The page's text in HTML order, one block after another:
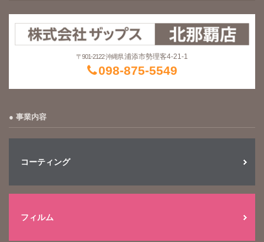
〒901-2122 沖縄県浦添市勢理客4-21-1
098-875-5549
事業内容
コーティング
フィルム